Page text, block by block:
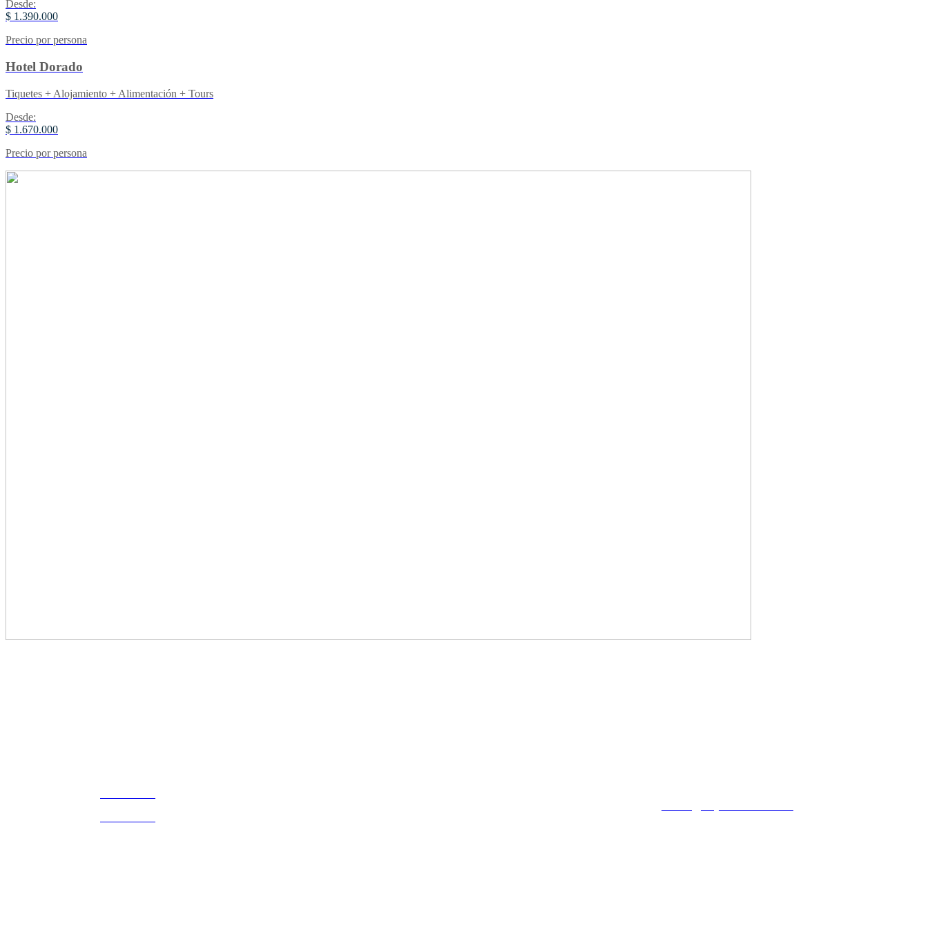
Desde:
$ 1.390.000
Precio por persona
Hotel Dorado
Tiquetes + Alojamiento + Alimentación + Tours
Desde:
$ 1.670.000
Precio por persona